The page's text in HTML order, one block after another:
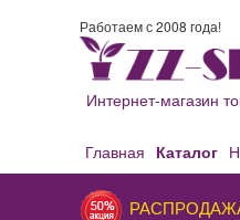
Работаем с 2008 года!
Интернет-магазин
Главная Каталог